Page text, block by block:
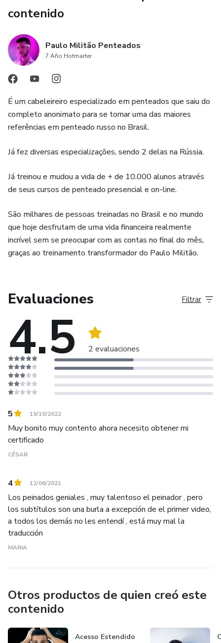
contenido
Paulo Militão Penteados
7 Año Hotmarter
É um cabeleireiro especializado em penteados que saiu do
completo anonimato para se tornar uma das maiores
referências em penteado russo no Brasil.
Já fez diversas especializações, sendo 2 delas na Rússia.
Já treinou e mudou a vida de + de 10.000 alunos através
de seus cursos de penteado presencial e on-line.
São milhares de pessoas treinadas no Brasil e no mundo
que hoje desfrutam de uma vida financeira realmente
incrível sem se preocupar com as contas no final do mês,
graças ao treinamento transformador do Paulo Militão.
Evaluaciones
4.5 2 evaluaciones
Filtrar
5 19/10/2022
Muy bonito muy contento ahora necesito obtener mi
certificado
CÉSAR
4 12/06/2021
Los peinados geniales , muy talentoso el peinador , pero
los subtítulos son una burla a excepción de el primer video,
a todos los demás no les entendí , está muy mal la
traducción
MARIA
Otros productos de quien creó este
contenido
Acesso Estendido